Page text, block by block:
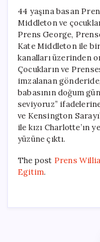
44 yaşına basan
Middleton ve
Prens George,
Kate Middleton ile
kanalları üzerinden
Çocukların ve
imzalanan
babasının doğum
seviyoruz”
ve Kensington
ile kızı Charlotte’ın
yüzüne çıktı.
The post Prens
Egitim.